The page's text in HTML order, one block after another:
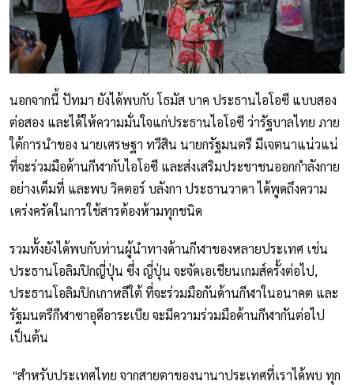
นอกจากนี้ ปัทมา ยังได้พบกับ โธมัส บาค ประธานไอโอซี แบบสอง
ต่อสอง และได้ให้ความมั่นใจแก่ประธานไอโอซี ว่ารัฐบาลไทย ภาย
ใต้การนำของ นายเศรษฐา ทวีสิน นายกรัฐมนตรี มีเจตนาแน่วแน่
ที่จะร่วมมือด้านกีฬากับไอโอซี และส่งเสริมประชาชนออกกำลังกาย
อย่างเต็มที่ และพบ วิคตอร์ บลังกา ประธานวาดา ได้พูดถึงความ
เคร่งครัดในการใช้สารต้องห้ามทุกชนิด
รวมทั้งยังได้พบกับท่านผู้นำทางด้านกีฬาของหลายประเทศ เช่น
ประธานโอลิมปิกญี่ปุ่น ซึ่ง ญี่ปุ่น จะจัดเอเชียนเกมส์ครั้งต่อไป,
ประธานโอลิมปิกเกาหลีใต้ ที่จะร่วมมือกันด้านกีฬาในอนาคต และ
รัฐมนตรีกีฬาซาอุดีอาระเบีย จะมีความร่วมมือด้านกีฬากันต่อไป
เป็นต้น
"สำหรับประเทศไทย จากสายตาของนานาประเทศที่เราได้พบ ทุก